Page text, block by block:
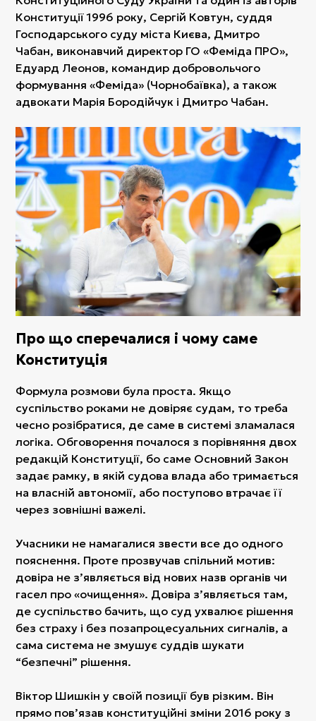
Конституції 1996 року, Сергій Ковтун, суддя
Господарського суду міста Києва, Дмитро
Чабан, виконавчий директор ГО «Феміда ПРО»,
Едуард Леонов, командир добровольчого
формування «Феміда» (Чорнобаївка), а також
адвокати Марія Бородійчук і Дмитро Чабан.
Про що сперечалися і чому саме
Конституція
Формула розмови була проста. Якщо
суспільство роками не довіряє судам, то треба
чесно розібратися, де саме в системі зламалася
логіка. Обговорення почалося з порівняння двох
редакцій Конституції, бо саме Основний Закон
задає рамку, в якій судова влада або тримається
на власній автономії, або поступово втрачає її
через зовнішні важелі.
Учасники не намагалися звести все до одного
пояснення. Проте прозвучав спільний мотив:
довіра не з’являється від нових назв органів чи
гасел про «очищення». Довіра з’являється там,
де суспільство бачить, що суд ухвалює рішення
без страху і без позапроцесуальних сигналів, а
сама система не змушує суддів шукати
“безпечні” рішення.
Віктор Шишкін у своїй позиції був різким. Він
прямо пов’язав конституційні зміни 2016 року з